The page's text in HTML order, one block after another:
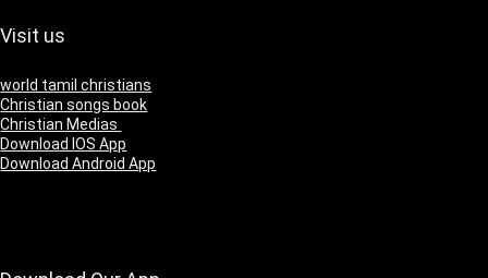
Visit us
world tamil christians
Christian songs book
Christian Medias
Download IOS App
Download Android App